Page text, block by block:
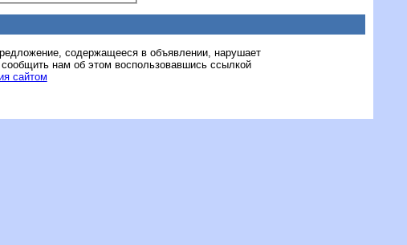
содержащееся в объявлении, нарушает
нам об этом воспользовавшись ссылкой
сайтом